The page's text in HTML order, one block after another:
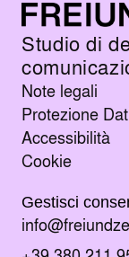
Studio di
Note legali
Protezione
Accessibilità
Cookie
Gestisci
Manda un e-